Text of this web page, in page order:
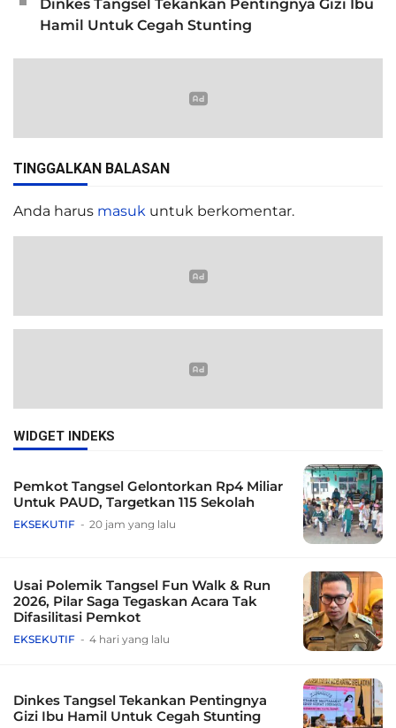
Dinkes Tangsel Tekankan Pentingnya Gizi Ibu
Hamil Untuk Cegah Stunting
TINGGALKAN BALASAN
Anda harus masuk untuk berkomentar.
WIDGET INDEKS
Pemkot Tangsel Gelontorkan Rp4 Miliar
Untuk PAUD, Targetkan 115 Sekolah
EKSEKUTIF 20 jam yang lalu
Usai Polemik Tangsel Fun Walk & Run
2026, Pilar Saga Tegaskan Acara Tak
Difasilitasi Pemkot
EKSEKUTIF 4 hari yang lalu
Dinkes Tangsel Tekankan Pentingnya
Gizi Ibu Hamil Untuk Cegah Stunting